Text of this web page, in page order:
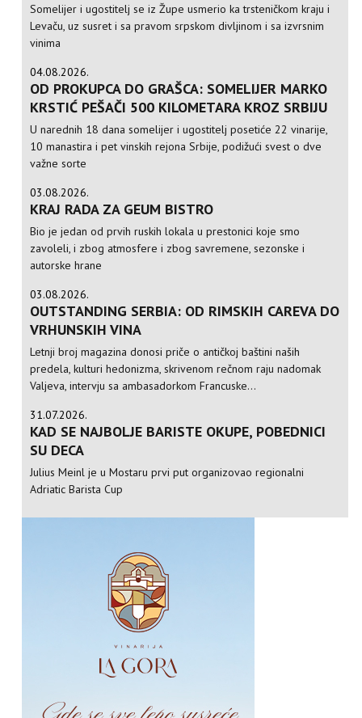
Somelijer i ugostitelj se iz Župe usmerio ka trsteničkom kraju i
Levaču, uz susret i sa pravom srpskom divljinom i sa izvrsnim
vinima
04.08.2026.
OD PROKUPCA DO GRAŠCA: SOMELIJER MARKO
KRSTIĆ PEŠAČI 500 KILOMETARA KROZ SRBIJU
U narednih 18 dana somelijer i ugostitelj posetiće 22 vinarije,
10 manastira i pet vinskih rejona Srbije, podižući svest o dve
važne sorte
03.08.2026.
KRAJ RADA ZA GEUM BISTRO
Bio je jedan od prvih ruskih lokala u prestonici koje smo
zavoleli, i zbog atmosfere i zbog savremene, sezonske i
autorske hrane
03.08.2026.
OUTSTANDING SERBIA: OD RIMSKIH CAREVA DO
VRHUNSKIH VINA
Letnji broj magazina donosi priče o antičkoj baštini naših
predela, kulturi hedonizma, skrivenom rečnom raju nadomak
Valjeva, intervju sa ambasadorkom Francuske...
31.07.2026.
KAD SE NAJBOLJE BARISTE OKUPE, POBEDNICI
SU DECA
Julius Meinl je u Mostaru prvi put organizovao regionalni
Adriatic Barista Cup